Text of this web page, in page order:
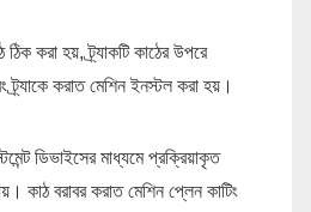
করা হয়, ট্র্যাকটি কাঠের উপরে
ট্র্যাকে করাত মেশিন ইনস্টল করা হয়।
ডিভাইসের মাধ্যমে প্রক্রিয়াকৃত
কাঠ বরাবর করাত মেশিন প্লেন কাটিং